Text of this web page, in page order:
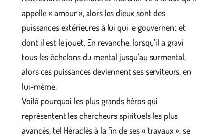
appelle « amour », alors les dieux sont des
puissances extérieures à lui qui le gouvernent et
dont il est le jouet. En revanche, lorsqu’il a gravi
tous les échelons du mental jusqu’au surmental,
alors ces puissances deviennent ses serviteurs, en
lui-même.
Voilà pourquoi les plus grands héros qui
représentent les chercheurs spirituels les plus
avancés, tel Héraclès à la fin de ses « travaux », se